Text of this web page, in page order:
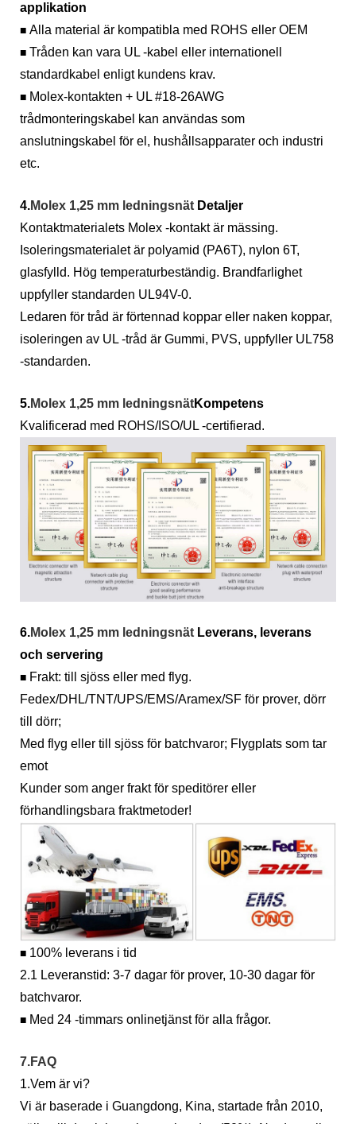
applikation
■ Alla material är kompatibla med ROHS eller OEM
■ Tråden kan vara UL -kabel eller internationell
standardkabel enligt kundens krav.
■ Molex-kontakten + UL #18-26AWG
trådmonteringskabel kan användas som
anslutningskabel för el, hushållsapparater och industri
etc.
4.Molex 1,25 mm ledningsnät Detaljer
Kontaktmaterialets Molex -kontakt är mässing.
Isoleringsmaterialet är polyamid (PA6T), nylon 6T,
glasfylld. Hög temperaturbeständig. Brandfarlighet
uppfyller standarden UL94V-0.
Ledaren för tråd är förtennad koppar eller naken koppar,
isoleringen av UL -tråd är Gummi, PVS, uppfyller UL758
-standarden.
5.Molex 1,25 mm ledningsnätKompetens
Kvalificerad med ROHS/ISO/UL -certifierad.
6.Molex 1,25 mm ledningsnät Leverans, leverans
och servering
■ Frakt: till sjöss eller med flyg.
Fedex/DHL/TNT/UPS/EMS/Aramex/SF för prover, dörr
till dörr;
Med flyg eller till sjöss för batchvaror; Flygplats som tar
emot
Kunder som anger frakt för speditörer eller
förhandlingsbara fraktmetoder!
■ 100% leverans i tid
2.1 Leveranstid: 3-7 dagar för prover, 10-30 dagar för
batchvaror.
■ Med 24 -timmars onlinetjänst för alla frågor.
7.FAQ
1.Vem är vi?
Vi är baserade i Guangdong, Kina, startade från 2010,